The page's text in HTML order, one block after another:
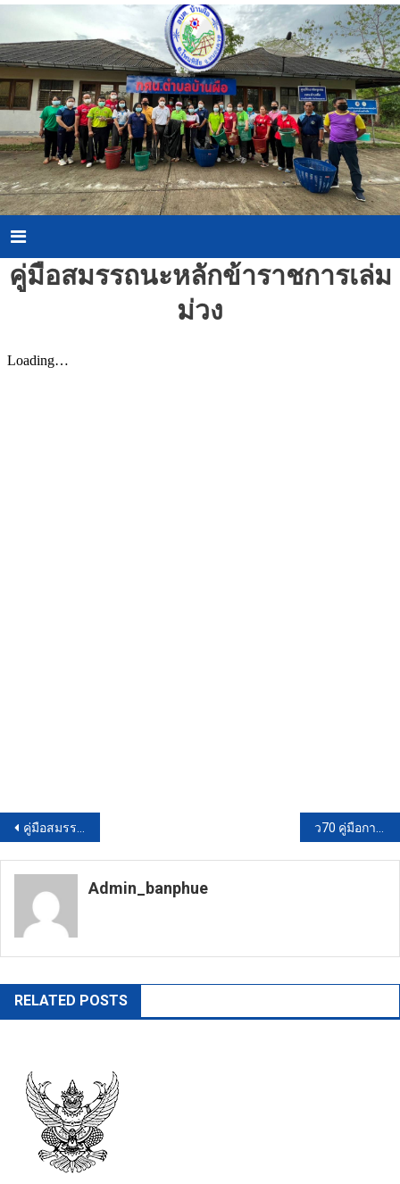
content
Menu
คู่มือสมรรถนะหลักข้าราชการเล่ม
ม่วง
แนะแนว
เรื่อง
คู่มือสมรรถนะผู้บริหารเล่มน้ำตาล
Admin_banphue
RELATED POSTS